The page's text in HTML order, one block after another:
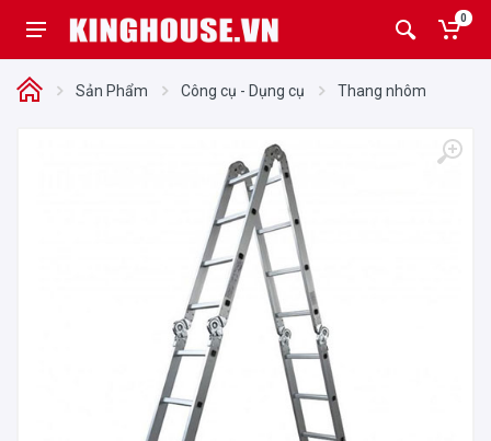
0
Sản Phẩm Công cụ - Dụng cụ Thang nhôm